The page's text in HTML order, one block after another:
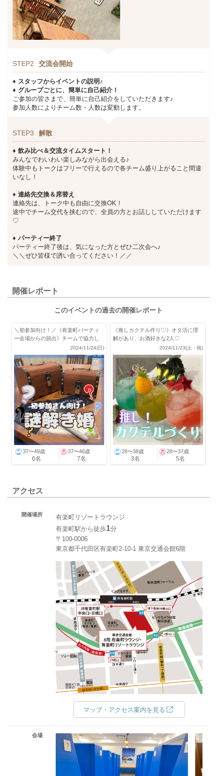
STEP2 交流会開始
♦ スタッフからイベントの説明♪
♦ グループごとに、簡単に自己紹介！
ご参加の皆さまで、簡単に自己紹介をしていただきます♪
参加人数によりチーム数・人数は変動します。
STEP3 解散
♦ 飲み比べ＆交流タイムスタート！
みんなでわいわい楽しみながら出会える♪
体験中もトークはフリーで行えるので各チーム盛り上がること間違
いなし！
♦ 連絡先交換＆席替え
連絡先は、トーク中も自由に交換OK！
途中でチーム交代を挟むので、全員の方とお話ししていただけます
♡
♦ パーティー終了
パーティー終了後は、気になった方とぜひ二次会へ♪
＼＼ぜひ皆様で誘い合ってください！／／
開催レポート
このイベントの過去の開催レポート
＼初参加向け！／《有楽町パーティ
ー会場からの脱出》チームで協力し
2024/11/24(日)
37〜49歳
6名
37〜46歳
7名
《推しカクテル作り♡》オタ活に理
解があり、お酒好きな2人♡
2024/11/23(土・祝)
28〜38歳
3名
28〜37歳
5名
アクセス
開催場所
有楽町リゾートラウンジ
有楽町駅から徒歩1分
〒100-0006
東京都千代田区有楽町2-10-1 東京交通会館6階
マップ・アクセス案内を見る
会場